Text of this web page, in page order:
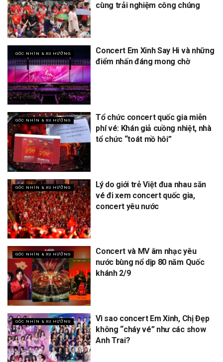
cùng trải nghiệm công chúng
GÓC NHÌN & XU HƯỚNG
Concert Em Xinh Say Hi và những
điểm nhấn đáng mong chờ
GÓC NHÌN & XU HƯỚNG
Tổ chức concert quốc gia miễn
phí vé: Khán giả cuồng nhiệt, nhà
tổ chức “toát mồ hôi”
GÓC NHÌN & XU HƯỚNG
Lý do giới trẻ Việt đua nhau săn
vé đi xem concert quốc gia,
concert yêu nước
GÓC NHÌN & XU HƯỚNG
Concert và MV âm nhạc yêu
nước bùng nổ dịp 80 năm Quốc
khánh 2/9
GÓC NHÌN & XU HƯỚNG
Vì sao concert Em Xinh, Chị Đẹp
không “cháy vé” như các show
Anh Trai?